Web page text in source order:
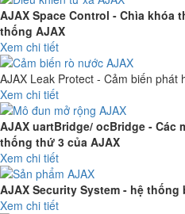
AJAX Space Control - Chìa khóa
thống AJAX
Xem chi tiết
AJAX Leak Protect - Cảm biến phát
Xem chi tiết
AJAX uartBridge/ ocBridge - Các
thống thứ 3 của AJAX
Xem chi tiết
AJAX Security System - hệ
Xem chi tiết